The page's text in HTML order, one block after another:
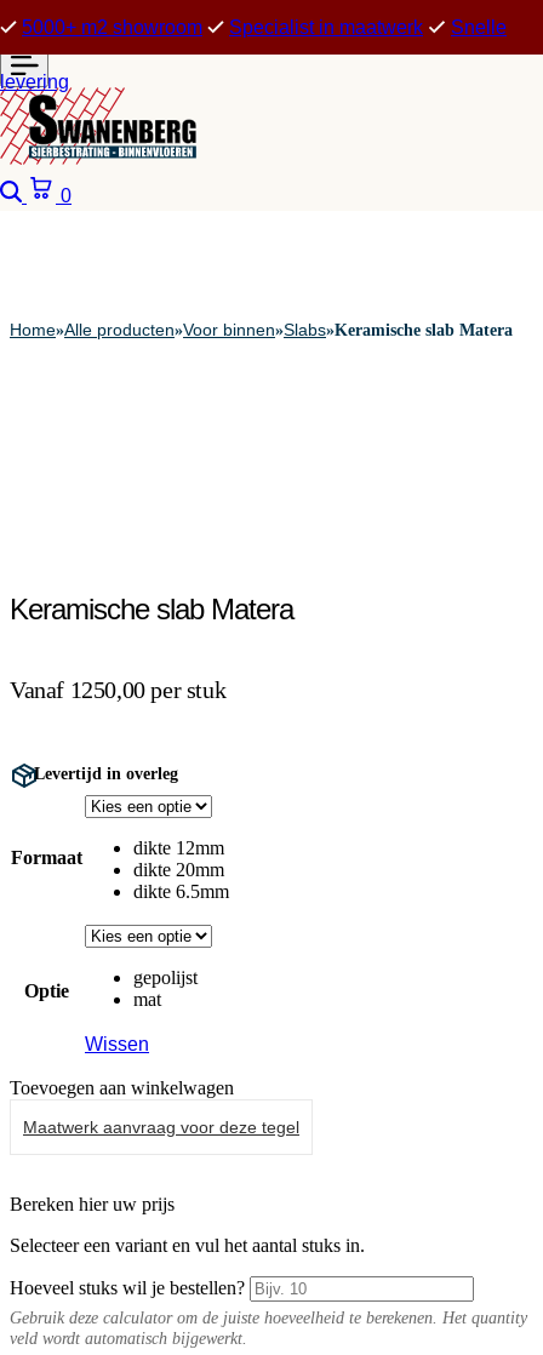
5000+ m2 showroom Specialist in maatwerk Snelle
levering
Zoeken
0
Home»Alle producten»Voor binnen»Slabs»Keramische slab Matera
Keramische slab Matera
Vanaf 1250,00 per stuk
Levertijd in overleg
Formaat
dikte 12mm
dikte 20mm
dikte 6.5mm
Optie
gepolijst
mat
Wissen
Toevoegen aan winkelwagen
Maatwerk aanvraag voor deze tegel
Bereken hier uw prijs
Selecteer een variant en vul het aantal stuks in.
Hoeveel stuks wil je bestellen?
Gebruik deze calculator om de juiste hoeveelheid te berekenen. Het quantity
veld wordt automatisch bijgewerkt.